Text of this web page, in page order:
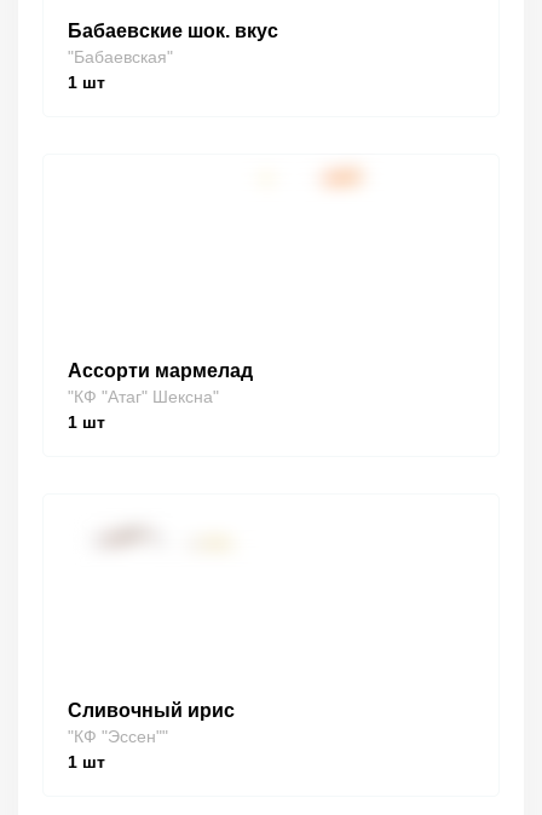
Бабаевские шок. вкус
"Бабаевская"
1 шт
Ассорти мармелад
"КФ "Атаг" Шексна"
1 шт
Сливочный ирис
"КФ "Эссен""
1 шт